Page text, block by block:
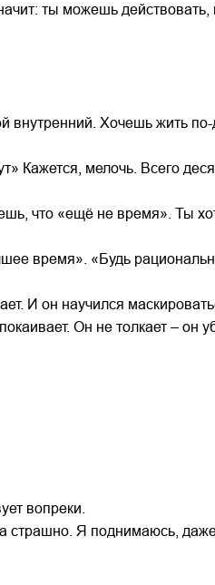
ты можешь действовать,
внутренний. Хочешь жить
мелочь. Всего
что «ещё не время». Ты
время». «Будь
И он научился
Он не толкает – он
вопреки.
страшно. Я поднимаюсь, даже